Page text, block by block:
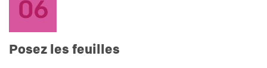
Posez les feuilles